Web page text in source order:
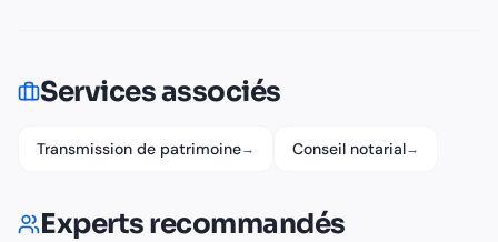
Services associés
Transmission de patrimoine→ Conseil notarial→
Experts recommandés